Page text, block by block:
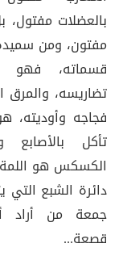
بالعضلات مفتول،
مفتون، ومن
قسماته،
تضاريسه، والمرق
فجاجه وأوديته،
تأكل بالأصابع
الكسكس هو
دائرة الشبع
جمعة من أراد
قصعة...